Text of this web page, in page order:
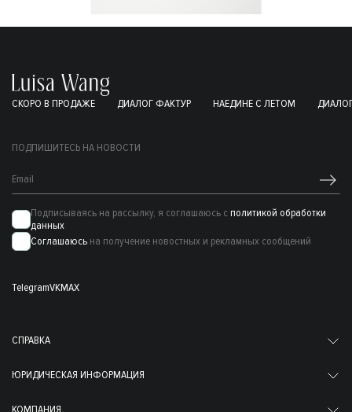
СКОРО В ПРОДАЖЕ ДИАЛОГ ФАКТУР НАЕДИНЕ С ЛЕТОМ
ПОДПИШИТЕСЬ НА НОВОСТИ
Подписываясь на рассылку, я соглашаюсь с политикой обработки
данных
Соглашаюсь на получение новостных и рекламных сообщений
TelegramVKMAX
СПРАВКА
ЮРИДИЧЕСКАЯ ИНФОРМАЦИЯ
КОМПАНИЯ